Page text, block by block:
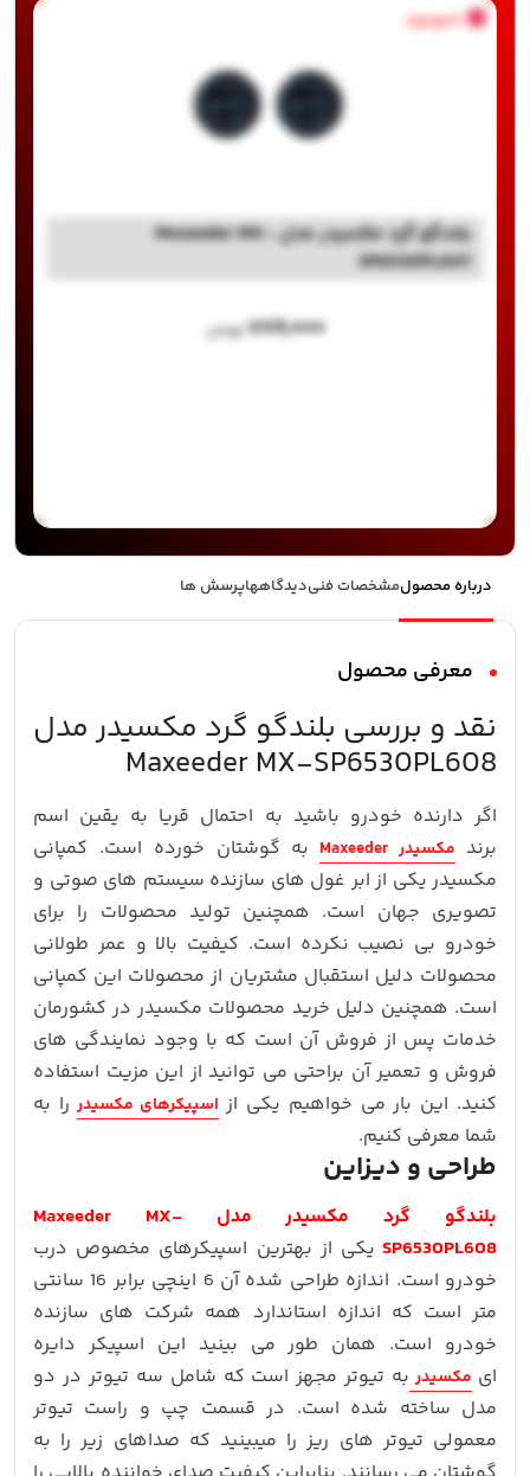
ناموجود
بلندگو گرد مکسیدر مدل Maxeeder MX-
SP6530PL607
۷۸۹,۰۰۰ تومان
درباره محصولمشخصات فنیدیدگاههاپرسش ها
معرفی محصول
نقد و بررسی بلندگو گرد مکسیدر مدل
Maxeeder MX-SP6530PL608
اگر دارنده خودرو باشید به احتمال قریا به یقین اسم
برند مکسیدر Maxeeder
به گوشتان خورده است. کمپانی
مکسیدر یکی از ابر غول های سازنده سیستم های صوتی و
تصویری جهان است. همچنین تولید محصولات را برای
خودرو بی نصیب نکرده است. کیفیت بالا و عمر طولانی
محصولات دلیل استقبال مشتریان از محصولات این کمپانی
است. همچنین دلیل خرید محصولات مکسیدر در کشورمان
خدمات پس از فروش آن است که با وجود نمایندگی های
فروش و تعمیر آن براحتی می توانید از این مزیت استفاده
کنید. این بار می خواهیم یکی از اسپیکرهای مکسیدر را به
شما معرفی کنیم.
طراحی و دیزاین
بلندگو گرد مکسیدر مدل Maxeeder MX-
SP6530PL608 یکی از بهترین اسپیکرهای مخصوص درب
خودرو است. اندازه طراحی شده آن 6 اینچی برابر 16 سانتی
متر است که اندازه استاندارد همه شرکت های سازنده
خودرو است. همان طور می بینید این اسپیکر دایره
ای مکسیدر به تیوتر مجهز است که شامل سه تیوتر در دو
مدل ساخته شده است. در قسمت چپ و راست تیوتر
معمولی تیوتر های ریز را میبینید که صداهای زیر را به